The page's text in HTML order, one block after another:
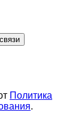
Политика
.